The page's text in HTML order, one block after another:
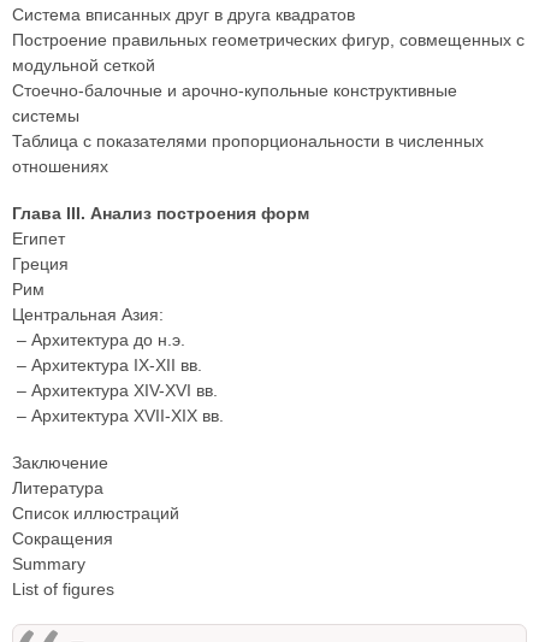
Система вписанных друг в друга квадратов
Построение правильных геометрических фигур, совмещенных с
модульной сеткой
Стоечно-балочные и арочно-купольные конструктивные
системы
Таблица с показателями пропорциональности в численных
отношениях
Глава III. Анализ построения форм
Египет
Греция
Рим
Центральная Азия:
– Архитектура до н.э.
– Архитектура IX-XII вв.
– Архитектура XIV-XVI вв.
– Архитектура XVII-XIX вв.
Заключение
Литература
Список иллюстраций
Сокращения
Summary
List of figures